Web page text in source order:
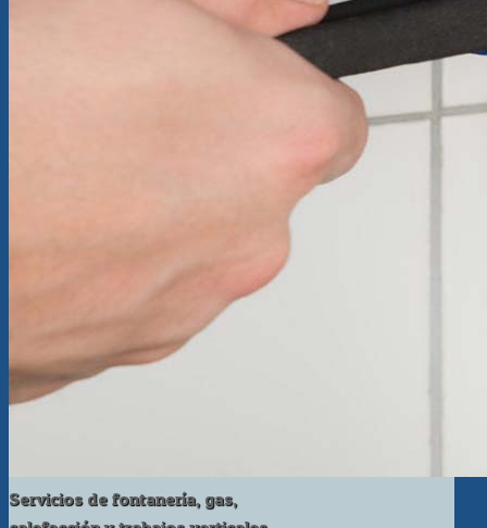
Servicios de fontanería, gas,